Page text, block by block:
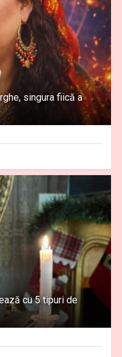
singura fiică a
cu 5 tipuri de